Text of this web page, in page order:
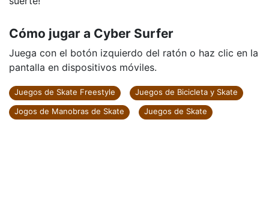
Cómo jugar a Cyber ​​Surfer
Juega con el botón izquierdo del ratón o haz clic en la
pantalla en dispositivos móviles.
Juegos de Skate Freestyle
Juegos de Bicicleta y Skate
Jogos de Manobras de Skate
Juegos de Skate